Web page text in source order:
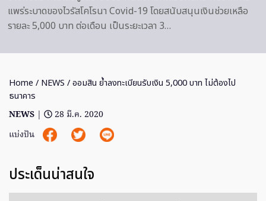
แพร่ระบาดของไวรัสโคโรนา Covid-19 โดยสนับสนุนเงินช่วยเหลือ
รายละ 5,000 บาท ต่อเดือน เป็นระยะเวลา 3…
Home / NEWS / ออมสิน ย้ำลงทะเบียนรับเงิน 5,000 บาท ไม่ต้องไป
ธนาคาร
NEWS |
28 มี.ค. 2020
แบ่งปัน
ประเด็นน่าสนใจ